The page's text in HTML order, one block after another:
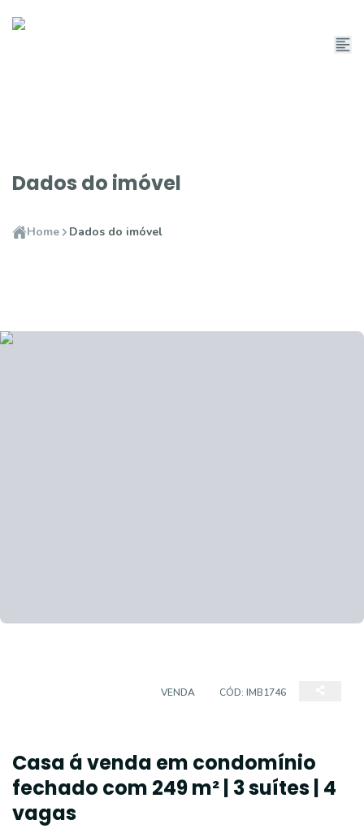
Dados do imóvel
Home Dados do imóvel
VENDA CÓD: IMB1746
Casa á venda em condomínio
fechado com 249 m² | 3 suítes | 4
vagas